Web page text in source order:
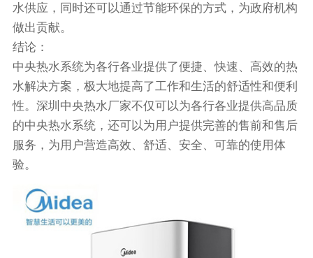
水供应，同时还可以通过节能环保的方式，为政府机构
做出贡献。
结论：
中央热水系统为各行各业提供了便捷、快速、高效的热
水解决方案，极大地提高了工作和生活的舒适性和便利
性。深圳中央热水厂家不仅可以为各行各业提供高品质
的中央热水系统，还可以为用户提供完善的售前和售后
服务，为用户营造高效、舒适、安全、可靠的使用体
验。